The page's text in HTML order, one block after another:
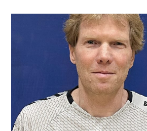
Position
RM, LA
Jahrgang
Körpergröße